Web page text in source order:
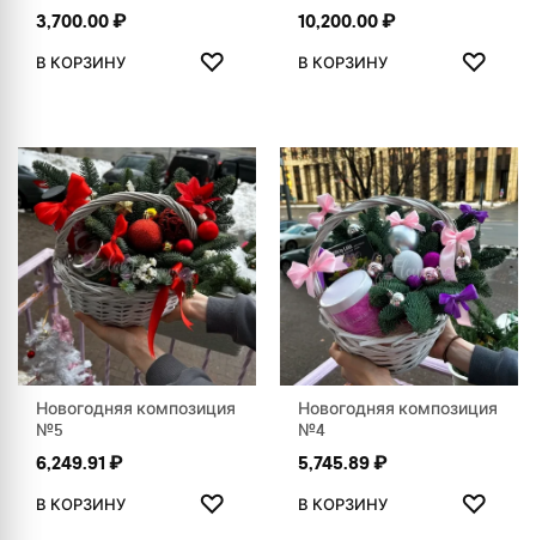
3,700.00₽
В КОРЗИНУ ♡
ДОБАВИТЬ В ИЗБРАННОЕ
10,200.00₽
В КОРЗИНУ ♡
Новогодняя композиция
№5
6,249.91₽
В КОРЗИНУ ♡
ДОБАВИТЬ В ИЗБРАННОЕ
Новогодняя композиция
№4
5,745.89₽
В КОРЗИНУ ♡